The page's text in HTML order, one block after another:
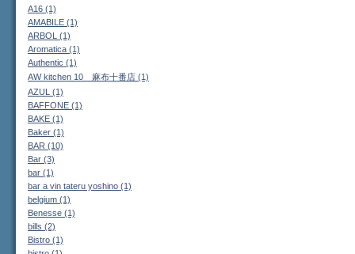
A16 (1)
AMABILE (1)
ARBOL (1)
Aromatica (1)
Authentic (1)
AW kitchen 10 麻布十番店 (1)
AZUL (1)
BAFFONE (1)
BAKE (1)
Baker (1)
BAR (10)
Bar (3)
bar (1)
bar a vin tateru yoshino (1)
belgium (1)
Benesse (1)
bills (2)
Bistro (1)